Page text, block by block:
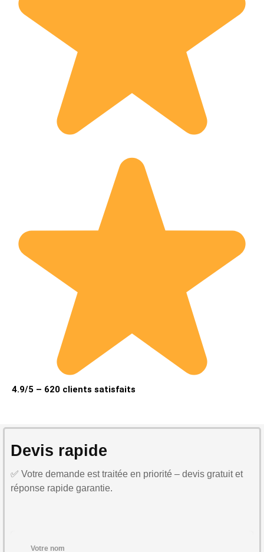
4.9/5 – 620 clients satisfaits
Devis rapide
✅ Votre demande est traitée en priorité – devis gratuit et
réponse rapide garantie.
Votre nom